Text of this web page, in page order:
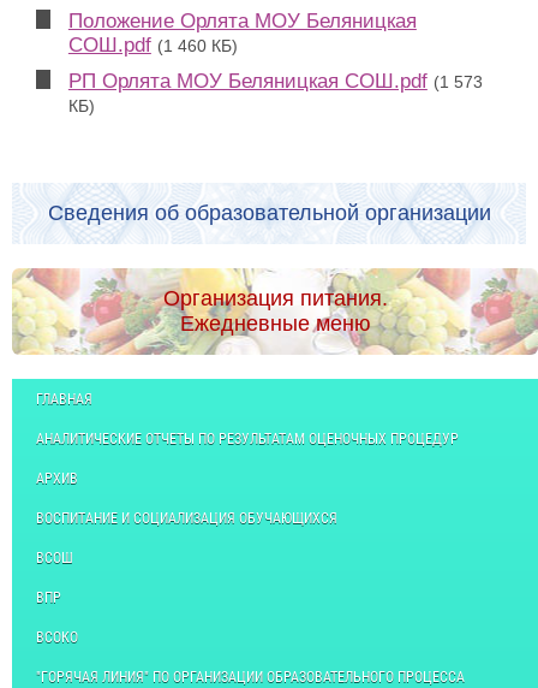
Положение Орлята МОУ Беляницкая
СОШ.pdf (1 460 КБ)
РП Орлята МОУ Беляницкая СОШ.pdf (1 573
КБ)
Сведения об образовательной организации
Организация питания.
Ежедневные меню
ГЛАВНАЯ
АНАЛИТИЧЕСКИЕ ОТЧЕТЫ ПО РЕЗУЛЬТАТАМ ОЦЕНОЧНЫХ ПРОЦЕДУР
АРХИВ
ВОСПИТАНИЕ И СОЦИАЛИЗАЦИЯ ОБУЧАЮЩИХСЯ
ВСОШ
ВПР
ВСОКО
"ГОРЯЧАЯ ЛИНИЯ" ПО ОРГАНИЗАЦИИ ОБРАЗОВАТЕЛЬНОГО ПРОЦЕССА